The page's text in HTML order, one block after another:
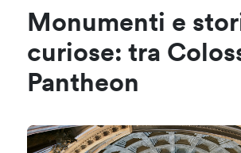
Monumenti e
curiose: tra
Pantheon